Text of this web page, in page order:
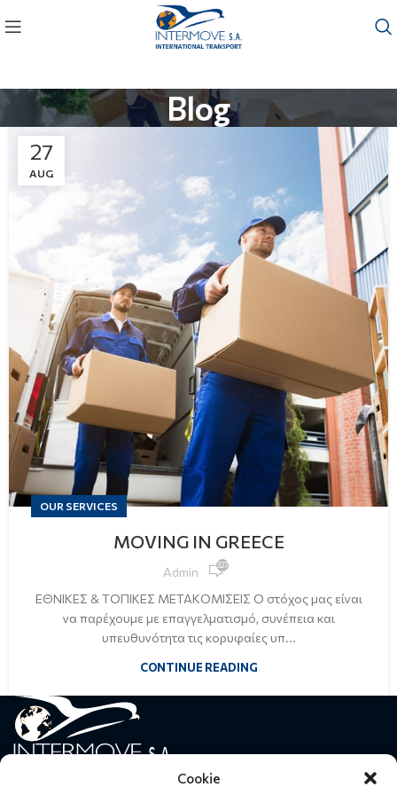
Cookie
Blog
27
AUG
OUR SERVICES
MOVING IN GREECE
Admin 327
ΕΘΝΙΚΕΣ & ΤΟΠΙΚΕΣ ΜΕΤΑΚΟΜΙΣΕΙΣ Ο στόχος μας είναι
να παρέχουμε με επαγγελματισμό, συνέπεια και
υπευθυνότητα τις κορυφαίες υπ...
CONTINUE READING
Intermove specializes in moving individuals, companies, diplomats